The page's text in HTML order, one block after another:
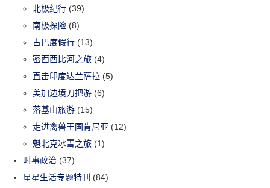
北极纪行 (39)
南极探险 (8)
古巴度假行 (13)
密西西比河之旅 (4)
直击印度达兰萨拉 (5)
美加边境刀把游 (6)
落基山旅游 (15)
走进禽兽王国肯尼亚 (12)
魁北克冰雪之旅 (1)
时事政治 (37)
星星生活专题特刊 (84)